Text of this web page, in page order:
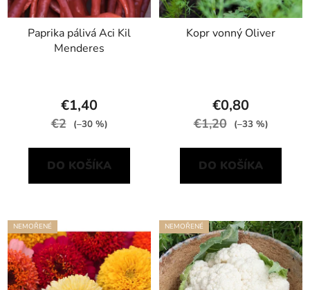
Paprika pálivá Aci Kil
Menderes
€1,40
€2 (–30 %)
DO KOŠÍKA
Kopr vonný Oliver
€0,80
€1,20 (–33 %)
DO KOŠÍKA
NEMOŘENÉ NEMOŘENÉ